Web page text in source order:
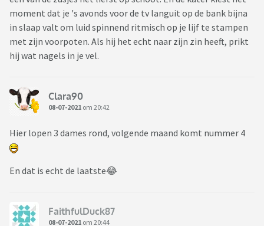
moment dat je 's avonds voor de tv languit op de bank bijna
in slaap valt om luid spinnend ritmisch op je lijf te stampen
met zijn voorpoten. Als hij het echt naar zijn zin heeft, prikt
hij wat nagels in je vel.
Clara90
08-07-2021 om 20:42
Hier lopen 3 dames rond, volgende maand komt nummer 4
En dat is echt de laatste😂
FaithfulDuck87
08-07-2021 om 20:44